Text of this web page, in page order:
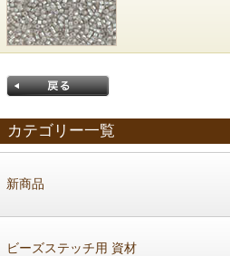
カテゴリー一覧
新商品
ビーズステッチ用 資材